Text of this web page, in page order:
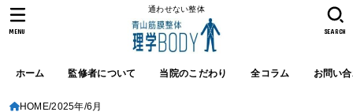
通わせない整体
ホーム 監修者について 当院のこだわり 全コラム お問い
SEARCH
MENU
HOME 2025年 6月